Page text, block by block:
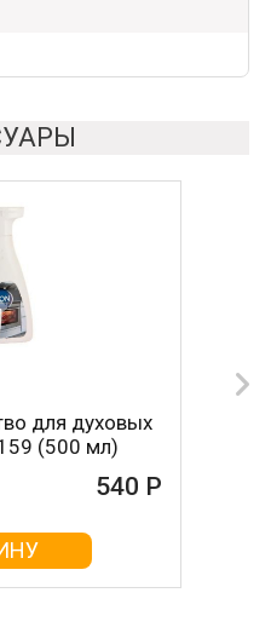
для духовых
(500 мл)
540 Р
для духовых
MP-014